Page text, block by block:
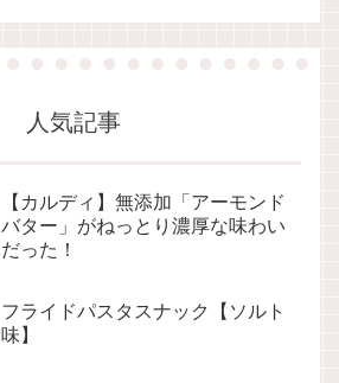
人気記事
【カルディ】無添加「アーモンド
バター」がねっとり濃厚な味わい
だった！
フライドパスタスナック【ソルト
味】